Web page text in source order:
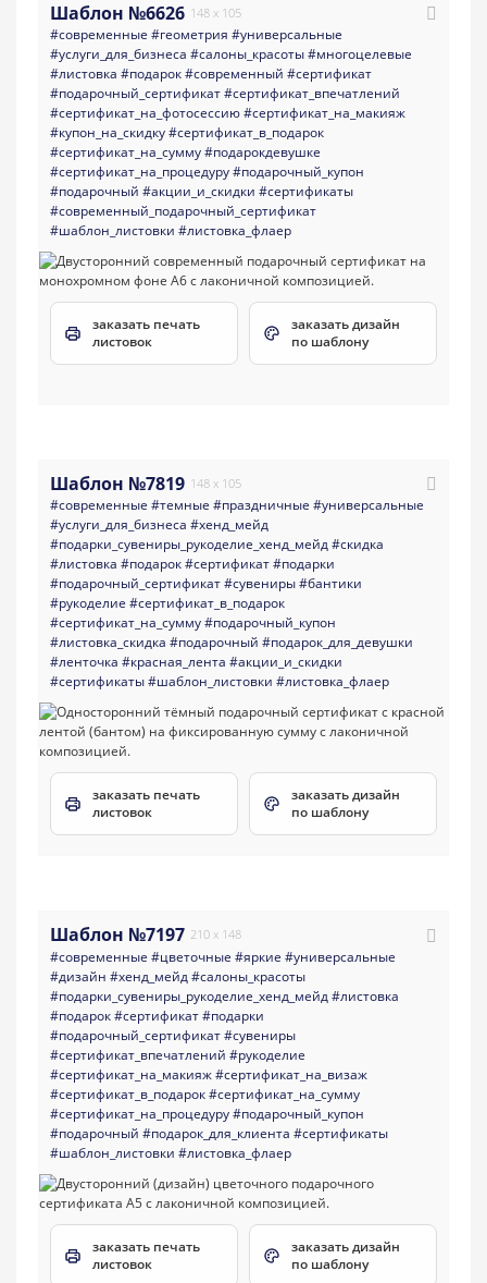
Шаблон №6626 148 x 105
#современные #геометрия #универсальные
#услуги_для_бизнеса #салоны_красоты#многоцелевые
#листовка #подарок#современный #сертификат
#подарочный_сертификат#сертификат_впечатлений
#сертификат_на_фотосессию#сертификат_на_макияж
#купон_на_скидку#сертификат_в_подарок
#сертификат_на_сумму#подарокдевушке
#сертификат_на_процедуру#подарочный_купон
#подарочный #акции_и_скидки #сертификаты
#современный_подарочный_сертификат
#шаблон_листовки #листовка_флаер
заказать печать
листовок
заказать дизайн
по шаблону
Шаблон №7819 148 x 105
#современные #темные #праздничные #универсальные
#услуги_для_бизнеса #хенд_мейд
#подарки_сувениры_рукоделие_хенд_мейд#скидка
#листовка #подарок#сертификат#подарки
#подарочный_сертификат#сувениры#бантики
#рукоделие #сертификат_в_подарок
#сертификат_на_сумму#подарочный_купон
#листовка_скидка #подарочный #подарок_для_девушки
#ленточка #красная_лента #акции_и_скидки
#сертификаты#шаблон_листовки #листовка_флаер
заказать печать
листовок
заказать дизайн
по шаблону
Шаблон №7197 210 x 148
#современные #цветочные #яркие #универсальные
#дизайн #хенд_мейд#салоны_красоты
#подарки_сувениры_рукоделие_хенд_мейд#листовка
#подарок#сертификат#подарки
#подарочный_сертификат#сувениры
#сертификат_впечатлений #рукоделие
#сертификат_на_макияж#сертификат_на_визаж
#сертификат_в_подарок#сертификат_на_сумму
#сертификат_на_процедуру#подарочный_купон
#подарочный #подарок_для_клиента #сертификаты
#шаблон_листовки #листовка_флаер
заказать печать
листовок
заказать дизайн
по шаблону